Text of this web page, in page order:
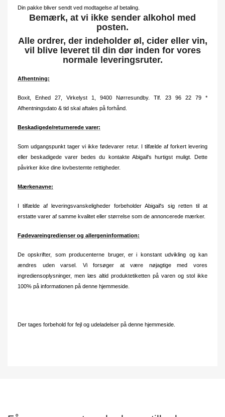
Din pakke bliver sendt ved modtagelse af betaling.
Bemærk, at vi ikke sender alkohol med
posten.
Alle ordrer, der indeholder øl, cider eller vin,
vil blive leveret til din dør inden for vores
normale leveringsruter.
Afhentning:
Boxit, Enhed 27, Virkelyst 1, 9400 Nørresundby. Tlf. 23 96 22 79 *
Afhentningsdato & tid skal aftales på forhånd.
Beskadigede/returnerede varer:
Som udgangspunkt tager vi ikke fødevarer retur. I tilfælde af forkert levering
eller beskadigede varer bedes du kontakte Abigail's hurtigst muligt. Dette
påvirker ikke dine lovbestemte rettigheder.
Mærkenavne:
I tilfælde af leveringsvanskeligheder forbeholder Abigail's sig retten til at
erstatte varer af samme kvalitet eller størrelse som de annoncerede mærker.
Fødevareingredienser og allergeninformation:
De opskrifter, som producenterne bruger, er i konstant udvikling og kan
ændres uden varsel. Vi forsøger at være nøjagtige med vores
ingrediensoplysninger, men læs altid produktetiketten på varen og stol ikke
100% på informationen på denne hjemmeside.
Der tages forbehold for fejl og udeladelser på denne hjemmeside.